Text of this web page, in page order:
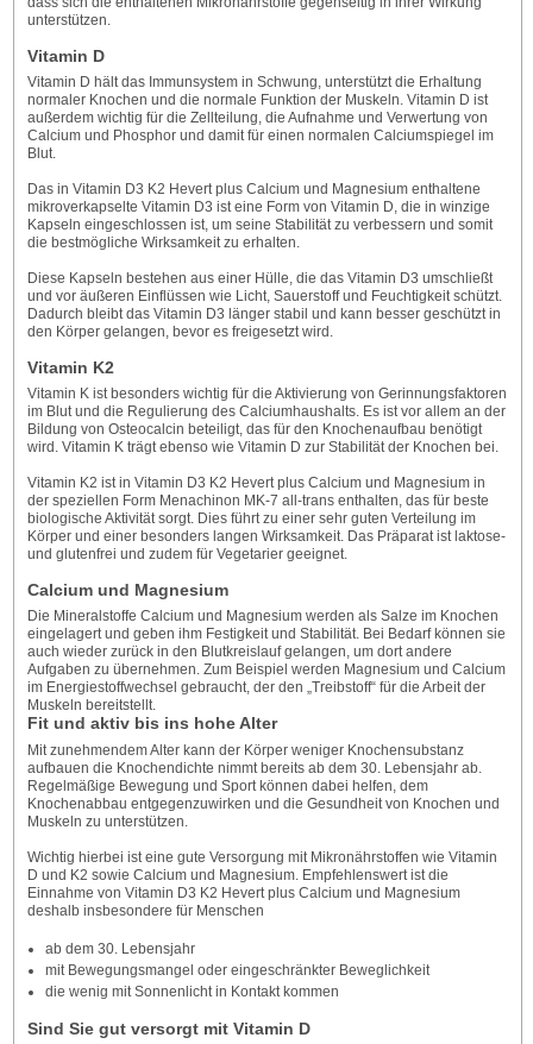
unterstützen.
Vitamin D
Vitamin D hält das Immunsystem in Schwung, unterstützt die Erhaltung
normaler Knochen und die normale Funktion der Muskeln. Vitamin D ist
außerdem wichtig für die Zellteilung, die Aufnahme und Verwertung von
Calcium und Phosphor und damit für einen normalen Calciumspiegel im
Blut.
Das in Vitamin D3 K2 Hevert plus Calcium und Magnesium enthaltene
mikroverkapselte Vitamin D3 ist eine Form von Vitamin D, die in winzige
Kapseln eingeschlossen ist, um seine Stabilität zu verbessern und somit
die bestmögliche Wirksamkeit zu erhalten.
Diese Kapseln bestehen aus einer Hülle, die das Vitamin D3 umschließt
und vor äußeren Einflüssen wie Licht, Sauerstoff und Feuchtigkeit schützt.
Dadurch bleibt das Vitamin D3 länger stabil und kann besser geschützt in
den Körper gelangen, bevor es freigesetzt wird.
Vitamin K2
Vitamin K ist besonders wichtig für die Aktivierung von Gerinnungsfaktoren
im Blut und die Regulierung des Calciumhaushalts. Es ist vor allem an der
Bildung von Osteocalcin beteiligt, das für den Knochenaufbau benötigt
wird. Vitamin K trägt ebenso wie Vitamin D zur Stabilität der Knochen bei.
Vitamin K2 ist in Vitamin D3 K2 Hevert plus Calcium und Magnesium in
der speziellen Form Menachinon MK-7 all-trans enthalten, das für beste
biologische Aktivität sorgt. Dies führt zu einer sehr guten Verteilung im
Körper und einer besonders langen Wirksamkeit. Das Präparat ist laktose-
und glutenfrei und zudem für Vegetarier geeignet.
Calcium und Magnesium
Die Mineralstoffe Calcium und Magnesium werden als Salze im Knochen
eingelagert und geben ihm Festigkeit und Stabilität. Bei Bedarf können sie
auch wieder zurück in den Blutkreislauf gelangen, um dort andere
Aufgaben zu übernehmen. Zum Beispiel werden Magnesium und Calcium
im Energiestoffwechsel gebraucht, der den „Treibstoff“ für die Arbeit der
Muskeln bereitstellt.
Fit und aktiv bis ins hohe Alter
Mit zunehmendem Alter kann der Körper weniger Knochensubstanz
aufbauen die Knochendichte nimmt bereits ab dem 30. Lebensjahr ab.
Regelmäßige Bewegung und Sport können dabei helfen, dem
Knochenabbau entgegenzuwirken und die Gesundheit von Knochen und
Muskeln zu unterstützen.
Wichtig hierbei ist eine gute Versorgung mit Mikronährstoffen wie Vitamin
D und K2 sowie Calcium und Magnesium. Empfehlenswert ist die
Einnahme von Vitamin D3 K2 Hevert plus Calcium und Magnesium
deshalb insbesondere für Menschen
ab dem 30. Lebensjahr
mit Bewegungsmangel oder eingeschränkter Beweglichkeit
die wenig mit Sonnenlicht in Kontakt kommen
Sind Sie gut versorgt mit Vitamin D